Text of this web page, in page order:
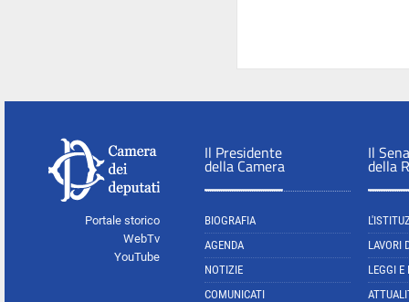
Portale storico
WebTv
YouTube
Il Presidente
della Camera
BIOGRAFIA
AGENDA
NOTIZIE
COMUNICATI
Il
della
LAVORI
LEGGI E